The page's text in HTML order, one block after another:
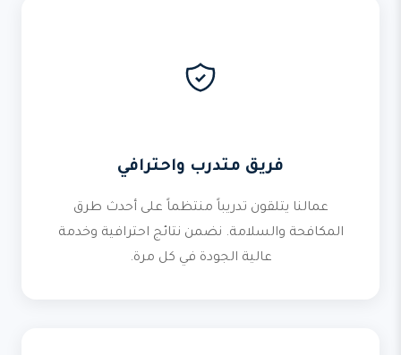
فريق متدرب واحترافي
عمالنا يتلقون تدريباً منتظماً على أحدث طرق
المكافحة والسلامة. نضمن نتائج احترافية وخدمة
عالية الجودة في كل مرة.